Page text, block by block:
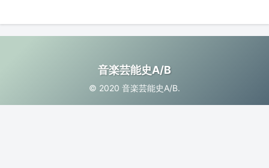
音楽芸能史A/B
© 2020 音楽芸能史A/B.